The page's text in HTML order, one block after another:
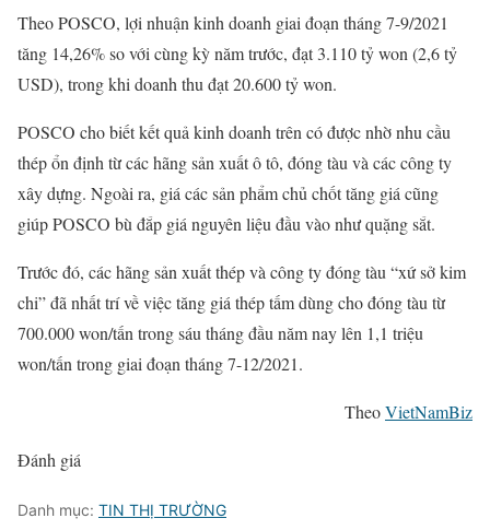
Theo POSCO, lợi nhuận kinh doanh giai đoạn tháng 7-9/2021
tăng 14,26% so với cùng kỳ năm trước, đạt 3.110 tỷ won (2,6 tỷ
USD), trong khi doanh thu đạt 20.600 tỷ won.
POSCO cho biết kết quả kinh doanh trên có được nhờ nhu cầu
thép ổn định từ các hãng sản xuất ô tô, đóng tàu và các công ty
xây dựng. Ngoài ra, giá các sản phẩm chủ chốt tăng giá cũng
giúp POSCO bù đắp giá nguyên liệu đầu vào như quặng sắt.
Trước đó, các hãng sản xuất thép và công ty đóng tàu “xứ sở kim
chi” đã nhất trí về việc tăng giá thép tấm dùng cho đóng tàu từ
700.000 won/tấn trong sáu tháng đầu năm nay lên 1,1 triệu
won/tấn trong giai đoạn tháng 7-12/2021.
TheoVietNamBiz
Đánh giá
Danh mục: TIN THỊ TRƯỜNG